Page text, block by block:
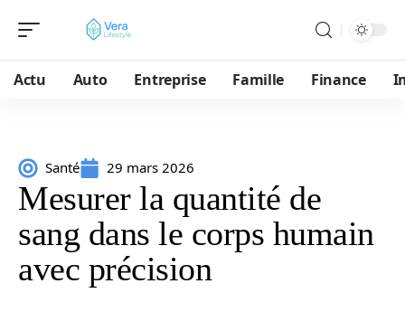
Actu Auto Entreprise Famille Finance
Santé 29 mars 2026
Mesurer la quantité de
sang dans le corps humain
avec précision